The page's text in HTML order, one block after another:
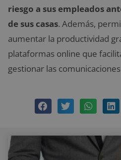
riesgo a sus empleados
de sus casas. Además,
aumentar la productividad
plataformas online que
gestionar las